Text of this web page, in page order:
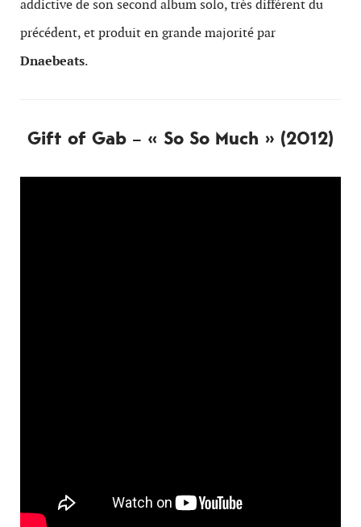
addictive de son second album solo, très différent du
précédent, et produit en grande majorité par
Dnaebeats.
Gift of Gab – « So So Much » (2012)